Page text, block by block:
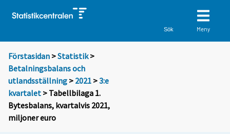
Sök Meny
Förstasidan >Statistik >
Betalningsbalans och
utlandsställning > 2021 >3:e
kvartalet > Tabellbilaga 1.
Bytesbalans, kvartalvis 2021,
miljoner euro